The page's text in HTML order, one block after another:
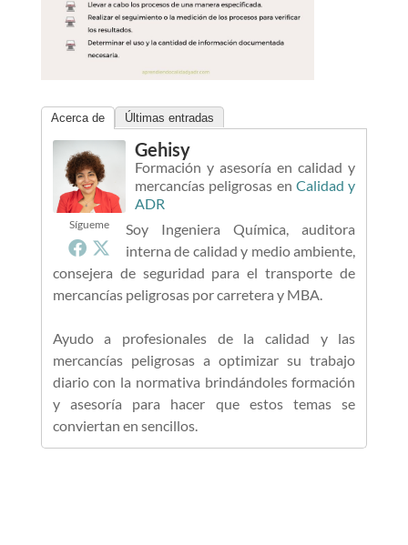
Acerca de Últimas entradas
Sígueme
Gehisy
Formación y asesoría en calidad y
mercancías peligrosas en Calidad y
ADR
Soy Ingeniera Química, auditora
interna de calidad y medio ambiente,
consejera de seguridad para el transporte de
mercancías peligrosas por carretera y MBA.
Ayudo a profesionales de la calidad y las
mercancías peligrosas a optimizar su trabajo
diario con la normativa brindándoles formación
y asesoría para hacer que estos temas se
conviertan en sencillos.